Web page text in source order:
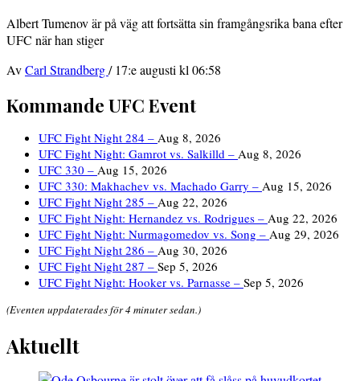
Albert Tumenov är på väg att fortsätta sin framgångsrika bana efter
UFC när han stiger
AvCarl Strandberg/ 17:e augusti kl 06:58
Kommande UFC Event
UFC Fight Night 284 – Aug 8, 2026
UFC Fight Night: Gamrot vs. Salkilld – Aug 8, 2026
UFC 330 – Aug 15, 2026
UFC 330: Makhachev vs. Machado Garry – Aug 15, 2026
UFC Fight Night 285 – Aug 22, 2026
UFC Fight Night: Hernandez vs. Rodrigues – Aug 22, 2026
UFC Fight Night: Nurmagomedov vs. Song – Aug 29, 2026
UFC Fight Night 286 – Aug 30, 2026
UFC Fight Night 287 – Sep 5, 2026
UFC Fight Night: Hooker vs. Parnasse – Sep 5, 2026
(Eventen uppdaterades för 4 minuter sedan.)
Aktuellt